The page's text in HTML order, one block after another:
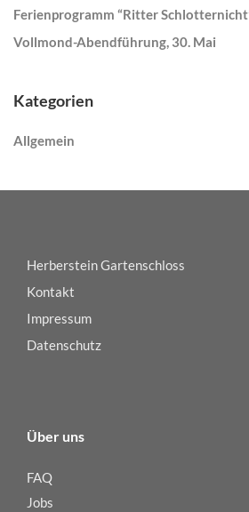
Ferienprogramm “Ritter
Vollmond-Abendführung, 30. Mai
Kategorien
Allgemein
Herberstein Gartenschloss
Kontakt
Impressum
Datenschutz
Über uns
FAQ
Jobs